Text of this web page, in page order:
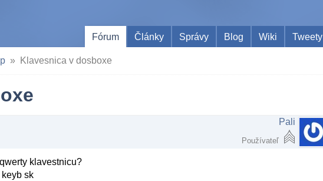
Fórum
Články Správy Blog Wiki Tweety
Klavesnica v dosboxe
Pali
Používateľ
klavestnicu?
sk